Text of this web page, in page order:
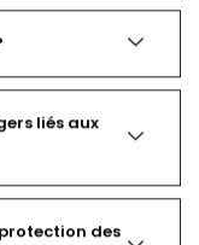
liés aux
des